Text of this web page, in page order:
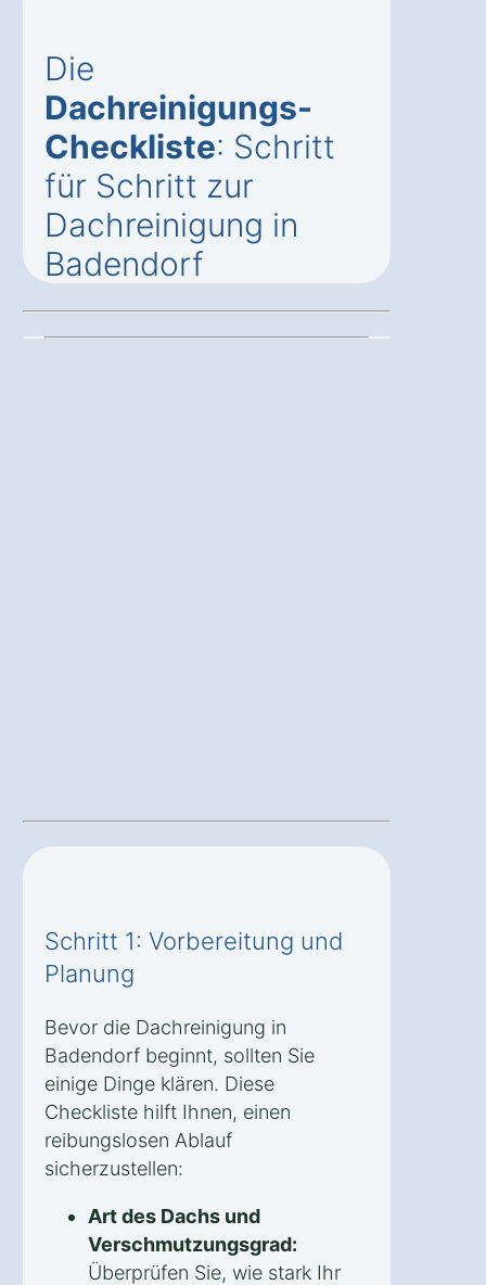
Die
Dachreinigungs-
Checkliste: Schritt
für Schritt zur
Dachreinigung in
Badendorf
Schritt 1: Vorbereitung und
Planung
Bevor die Dachreinigung in
Badendorf beginnt, sollten Sie
einige Dinge klären. Diese
Checkliste hilft Ihnen, einen
reibungslosen Ablauf
sicherzustellen:
Art des Dachs und
Verschmutzungsgrad:
Überprüfen Sie, wie stark Ihr